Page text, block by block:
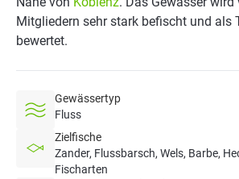
Mitgliedern sehr stark befischt und als
bewertet.
Gewässertyp
Fluss
Zielfische
Zander, Flussbarsch, Wels, Barbe,
Fischarten